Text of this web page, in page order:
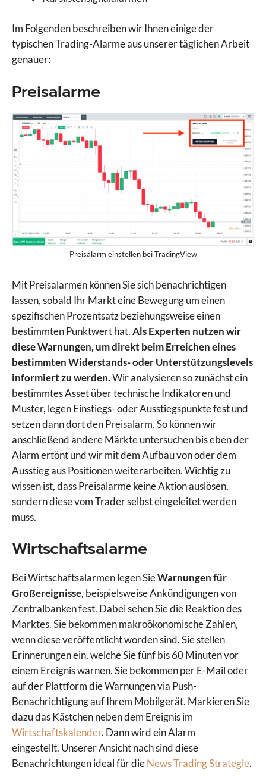
Im Folgenden beschreiben wir Ihnen einige der
typischen Trading-Alarme aus unserer täglichen Arbeit
genauer:
Preisalarme
Preisalarm einstellen bei TradingView
Mit Preisalarmen können Sie sich benachrichtigen
lassen, sobald Ihr Markt eine Bewegung um einen
spezifischen Prozentsatz beziehungsweise einen
bestimmten Punktwert hat.Als Experten nutzen wir
diese Warnungen, um direkt beim Erreichen eines
bestimmten Widerstands- oder Unterstützungslevels
informiert zu werden.Wir analysieren so zunächst ein
bestimmtes Asset über technische Indikatoren und
Muster, legen Einstiegs- oder Ausstiegspunkte fest und
setzen dann dort den Preisalarm. So können wir
anschließend andere Märkte untersuchen bis eben der
Alarm ertönt und wir mit dem Aufbau von oder dem
Ausstieg aus Positionen weiterarbeiten. Wichtig zu
wissen ist, dass Preisalarme keine Aktion auslösen,
sondern diese vom Trader selbst eingeleitet werden
muss.
Wirtschaftsalarme
Bei Wirtschaftsalarmen legen SieWarnungen für
Großereignisse, beispielsweise Ankündigungen von
Zentralbanken fest. Dabei sehen Sie die Reaktion des
Marktes. Sie bekommen makroökonomische Zahlen,
wenn diese veröffentlicht worden sind. Sie stellen
Erinnerungen ein, welche Sie fünf bis 60 Minuten vor
einem Ereignis warnen. Sie bekommen per E-Mail oder
auf der Plattform die Warnungen via Push-
Benachrichtigung auf Ihrem Mobilgerät. Markieren Sie
dazu das Kästchen neben dem Ereignis im
Wirtschaftskalender. Dann wird ein Alarm
eingestellt. Unserer Ansicht nach sind diese
Benachrichtungen ideal für dieNews Trading Strategie.